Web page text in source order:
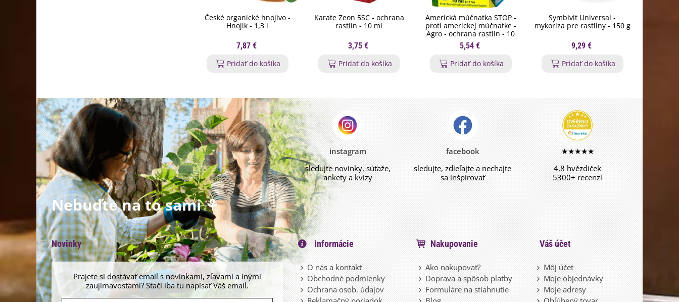
České organické hnojivo -
Hnojík - 1,3 l
7,87 €
Pridať do košíka
Karate Zeon 5SC - ochrana
rastlín - 10 ml
3,75 €
Pridať do košíka
Americká múčnatka STOP -
proti americkej múčnatke -
Agro - ochrana rastlín - 10
ml
5,54 €
Pridať do košíka
Symbivit Universal -
mykoríza pre rastliny - 150 g
9,29 €
Pridať do košíka
Nebuďte na to sami ⚘
instagram
sledujte novinky, súťaže,
ankety a kvízy
facebook
sledujte, zdieľajte a nechajte
sa inšpirovať
★★★★★
4,8 hvězdiček
5300+ recenzí
Novinky
Prajete si dostávať email s novinkami, zľavami a inými
zaujímavosťami? Stačí iba tu napísať Váš email.
Informácie
O nás a kontakt
Obchodné podmienky
Ochrana osob. údajov
Nakupovanie
Ako nakupovať?
Doprava a spôsob platby
Formuláre na stiahnutie
Váš účet
Môj účet
Moje objednávky
Moje adresy